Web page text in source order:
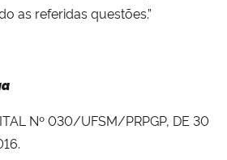
as referidas questões.”
Nº 030/UFSM/PRPGP, DE 30